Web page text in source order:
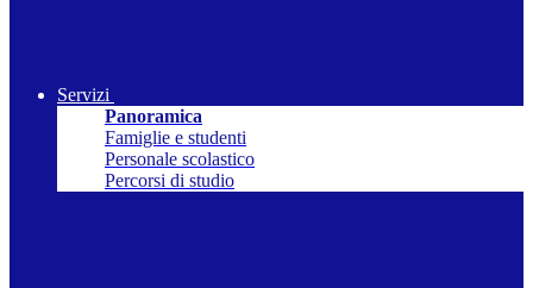
Servizi
Panoramica
Famiglie e studenti
Personale scolastico
Percorsi di studio